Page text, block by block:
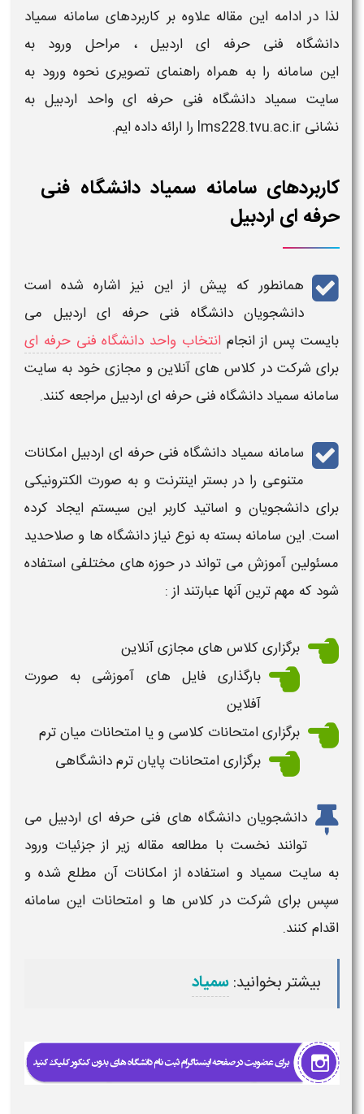
لذا در ادامه این مقاله علاوه بر کاربردهای سامانه سمیاد
دانشگاه فنی حرفه ای اردبیل ، مراحل ورود به
این سامانه را به همراه راهنمای تصویرینحوه ورود به
سایت سمیاد دانشگاه فنی حرفه ای واحد اردبیل به
نشانی lms228.tvu.ac.ir
را ارائه داده ایم.
کاربردهای سامانه سمیاد دانشگاه فنی
حرفه ای اردبیل
همانطور که پیش از این نیز اشاره شده است
دانشجویاندانشگاه فنی حرفه ای اردبیل می
بایست پس از انجام انتخاب واحد دانشگاه فنی حرفه ای
برای شرکت در کلاس های آنلاینو مجازیخود به سایت
سامانه سمیاد دانشگاه فنی حرفه ای اردبیل مراجعه کنند.
سامانه سمیاد دانشگاه فنی حرفه ای اردبیل امکانات
متنوعی را در بستر اینترنت و به صورت الکترونیکی
برای دانشجویان و اساتید کاربر این سیستمایجاد کرده
است. این سامانه بسته به نوع نیاز دانشگاه ها و صلاحدید
مسئولین آموزش می تواند در حوزه های مختلفی استفاده
شود که مهم ترین آنها عبارتند از :
برگزاری کلاس های مجازی آنلاین
بارگذاری فایل های آموزشی به صورت
آفلاین
برگزاری امتحانات کلاسی و یا امتحانات میان ترم
برگزاری امتحانات پایان ترم دانشگاهی
دانشجویان دانشگاه های فنی حرفه ای اردبیل می
توانند نخست با مطالعه مقاله زیر از جزئیات ورود
به سایت سمیادو استفاده از امکاناتآن مطلع شده و
سپس برای شرکت در کلاس ها و امتحانات این سامانه
اقدام کنند.
بیشتر بخوانید:سمیاد